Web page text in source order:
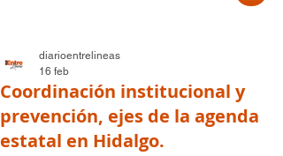
Coordinación institucional y
prevención, ejes de la agenda
estatal en Hidalgo.
diarioentrelineas
16 feb